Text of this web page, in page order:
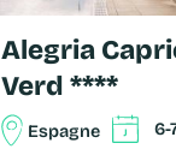
Alegria Caprici
Verd ****
Espagne
6-